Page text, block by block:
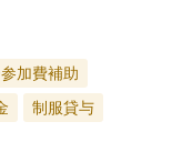
加費補助
制服貸与